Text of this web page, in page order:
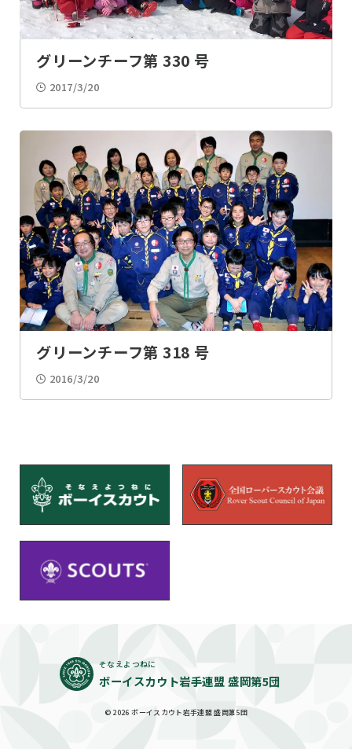
グリーンチーフ第 330 号
2017/3/20
グリーンチーフ第 318 号
2016/3/20
そなえよつねに
ボーイスカウト岩手連盟 盛岡第5団
© 2026 ボーイスカウト岩手連盟 盛岡第5団